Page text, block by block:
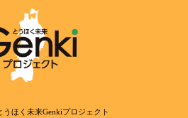
うほく未来Genkiプロジェクト